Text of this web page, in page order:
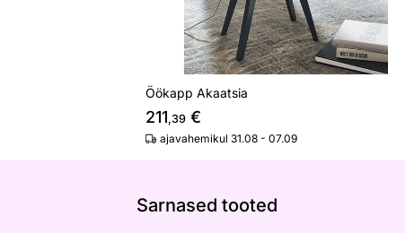
Öökapp Akaatsia
211,39 €
ajavahemikul 31.08 - 07.09
Sarnased tooted